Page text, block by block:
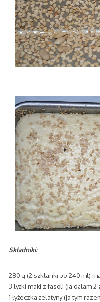
Składniki:
280 g (2 szklanki po 240 ml)
3 łyżki maki z fasoli (ja dałam 2
1 łyżeczka żelatyny (ja tym